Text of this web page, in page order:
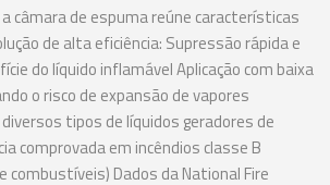
câmara de espuma reúne características
de alta eficiência: Supressão rápida e
do líquido inflamável Aplicação com baixa
o risco de expansão de vapores
tipos de líquidos geradores de
comprovada em incêndios classe B
combustíveis) Dados da National Fire